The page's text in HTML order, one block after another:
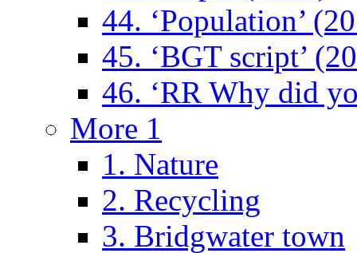
44. ‘Population’
45. ‘BGT script’
46. ‘RR Why did
More 1
1. Nature
2. Recycling
3. Bridgwater town